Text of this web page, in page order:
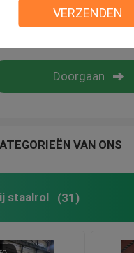
VERZENDEN
staalkanaal
staal I Straal
Roestvrij staalblad
VAN ONS
staalrol (31)